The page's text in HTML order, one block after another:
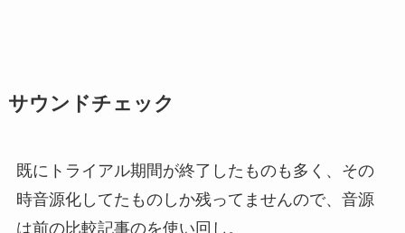
サウンドチェック
既にトライアル期間が終了したものも多く、その
時音源化してたものしか残ってませんので、音源
は前の比較記事のを使い回し。